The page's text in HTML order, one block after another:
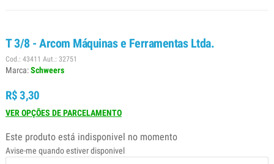
T 3/8 - Arcom Máquinas e Ferramentas Ltda.
Cod.: 43411 Aut.: 32751
Marca:Schweers
R$ 3,30
VER OPÇÕES DE PARCELAMENTO
Este produto está indisponivel no momento
Avise-me quando estiver disponivel